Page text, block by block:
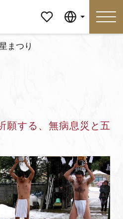
ージ
食べる
アクセス
マイページ
まつり
願する、無病息災と五